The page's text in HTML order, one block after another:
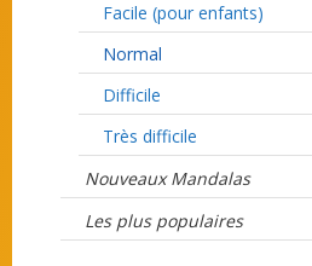
Facile (pour enfants)
Normal
Difficile
Très difficile
Nouveaux Mandalas
Les plus populaires